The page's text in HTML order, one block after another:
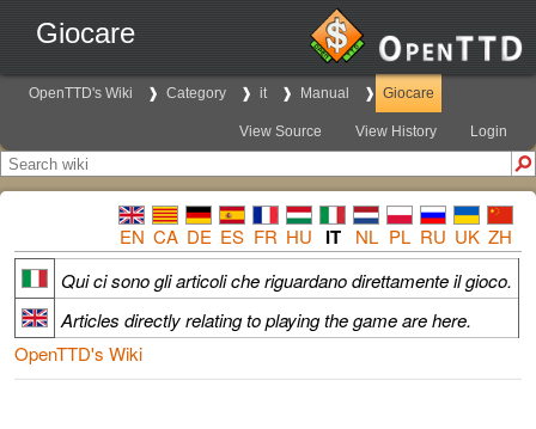
Giocare
OpenTTD's Wiki Category it Manual Giocare
View Source View History Login
EN CA DE ES FR HU IT NL PL RU UK ZH
Qui ci sono gli articoli che riguardano direttamente il gioco.
Articles directly relating to playing the game are here.
OpenTTD's Wiki